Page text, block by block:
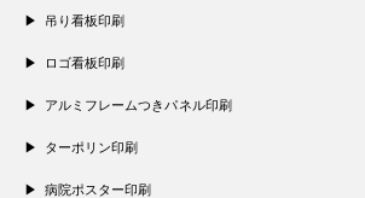
吊り看板印刷
ロゴ看板印刷
アルミフレームつきパネル印刷
ターポリン印刷
病院ポスター印刷